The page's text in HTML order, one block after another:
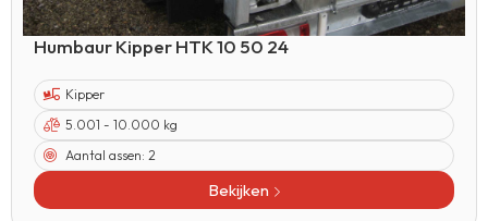
Humbaur Kipper HTK 10 50 24
Kipper
5.001 - 10.000 kg
Aantal assen: 2
Bekijken